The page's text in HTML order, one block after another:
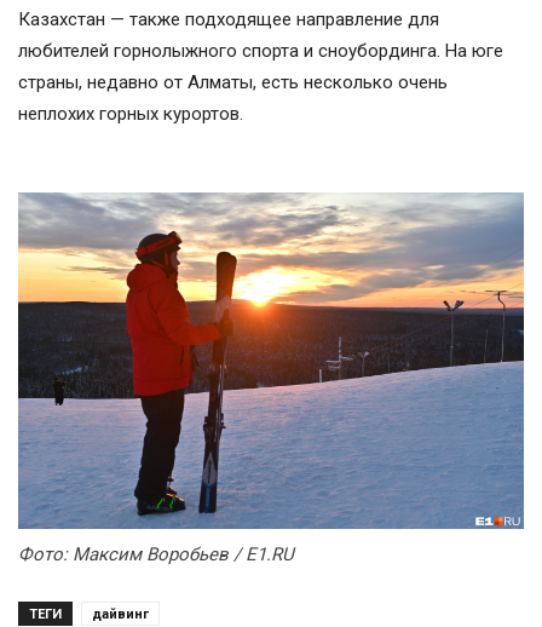
Казахстан — также подходящее направление для
любителей горнолыжного спорта и сноубординга. На юге
страны, недавно от Алматы, есть несколько очень
неплохих горных курортов.
Фото: Максим Воробьев / E1.RU
ТЕГИ дайвинг